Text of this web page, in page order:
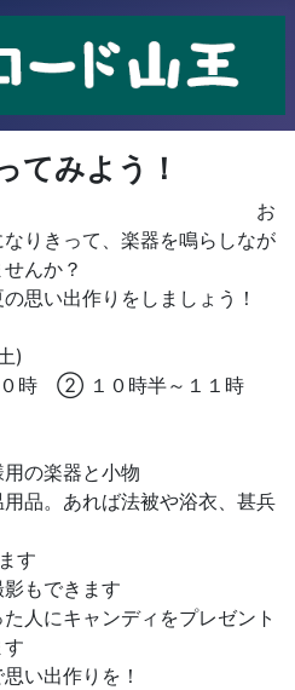
てみよう！
お
りきって、楽器を鳴らしなが
んか？
思い出作りをしましょう！
)
時 ② １０時半～１１時
の楽器と小物
品。あれば法被や浴衣、甚兵
す
もできます
人にキャンディをプレゼント
い出作りを！